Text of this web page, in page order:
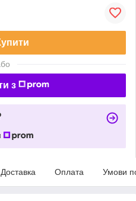
з
Доставка Оплата Умови